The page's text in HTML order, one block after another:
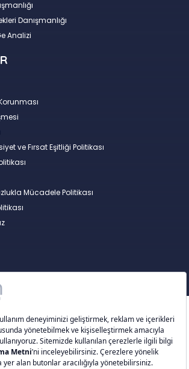
Danışmanlığı
Analizi
ve Fırsat Eşitliği Politikası
Mücadele Politikası
– Prozon. Prozon markası ve
Teknoloji Çözümleri Anonim
Danışmanlık Limited Şirketi’nin
ve teknoloji şirketidir.